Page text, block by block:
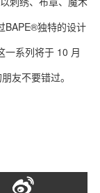
BAPE®独特的设计
一系列将于 10 月
友不要错过。